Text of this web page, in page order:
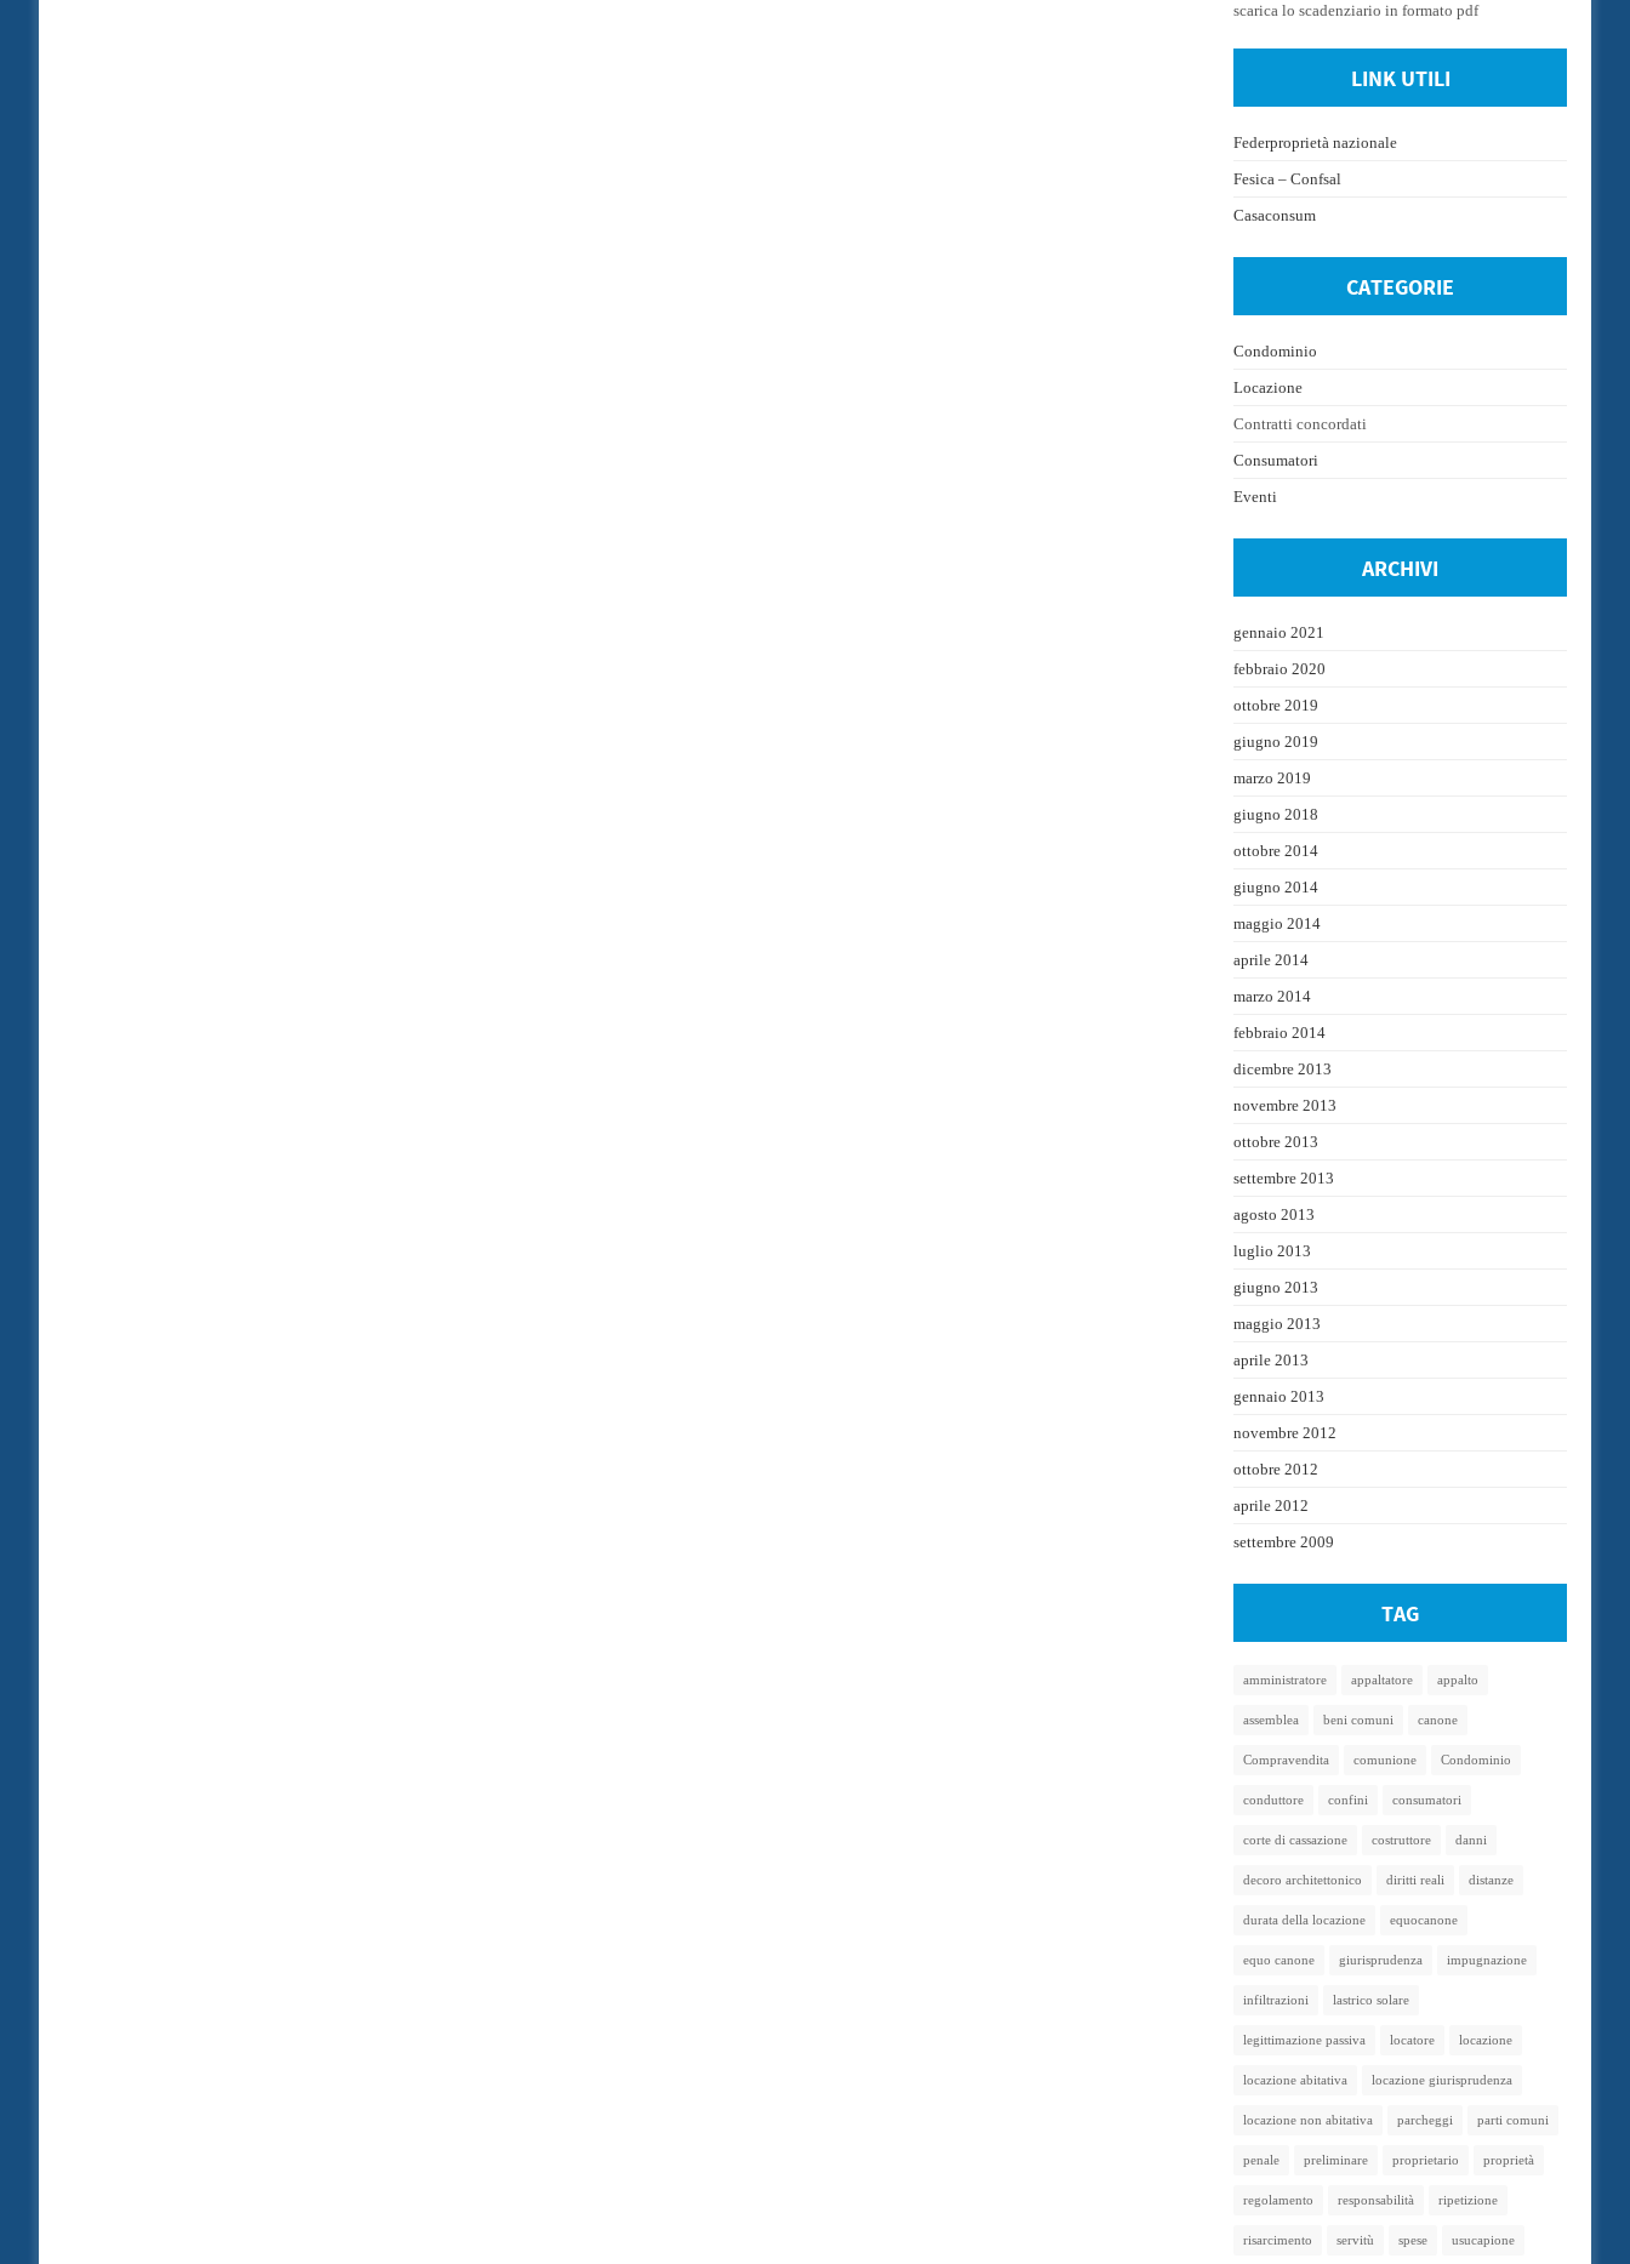
scarica lo scadenziario in formato pdf
LINK UTILI
Federproprietà nazionale
Fesica – Confsal
Casaconsum
CATEGORIE
Condominio
Locazione
Contratti concordati
Consumatori
Eventi
ARCHIVI
gennaio 2021
febbraio 2020
ottobre 2019
giugno 2019
marzo 2019
giugno 2018
ottobre 2014
giugno 2014
maggio 2014
aprile 2014
marzo 2014
febbraio 2014
dicembre 2013
novembre 2013
ottobre 2013
settembre 2013
agosto 2013
luglio 2013
giugno 2013
maggio 2013
aprile 2013
gennaio 2013
novembre 2012
ottobre 2012
aprile 2012
settembre 2009
TAG
amministratore appaltatore appalto
assemblea beni comuni canone
Compravendita comunione Condominio
conduttore confini consumatori
corte di cassazione costruttore danni
decoro architettonico diritti reali distanze
durata della locazione equocanone
equo canone giurisprudenza impugnazione
infiltrazioni lastrico solare
legittimazione passiva locatore locazione
locazione abitativa locazione giurisprudenza
locazione non abitativa parcheggi parti comuni
penale preliminare proprietario proprietà
regolamento responsabilità ripetizione
risarcimento servitù spese usucapione